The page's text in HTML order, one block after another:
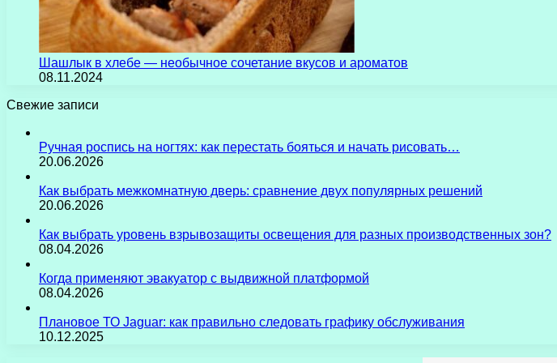
Шашлык в хлебе — необычное сочетание вкусов и ароматов
08.11.2024
Свежие записи
Ручная роспись на ногтях: как перестать бояться и начать рисовать…
20.06.2026
Как выбрать межкомнатную дверь: сравнение двух популярных решений
20.06.2026
Как выбрать уровень взрывозащиты освещения для разных производственных зон?
08.04.2026
Когда применяют эвакуатор с выдвижной платформой
08.04.2026
Плановое ТО Jaguar: как правильно следовать графику обслуживания
10.12.2025